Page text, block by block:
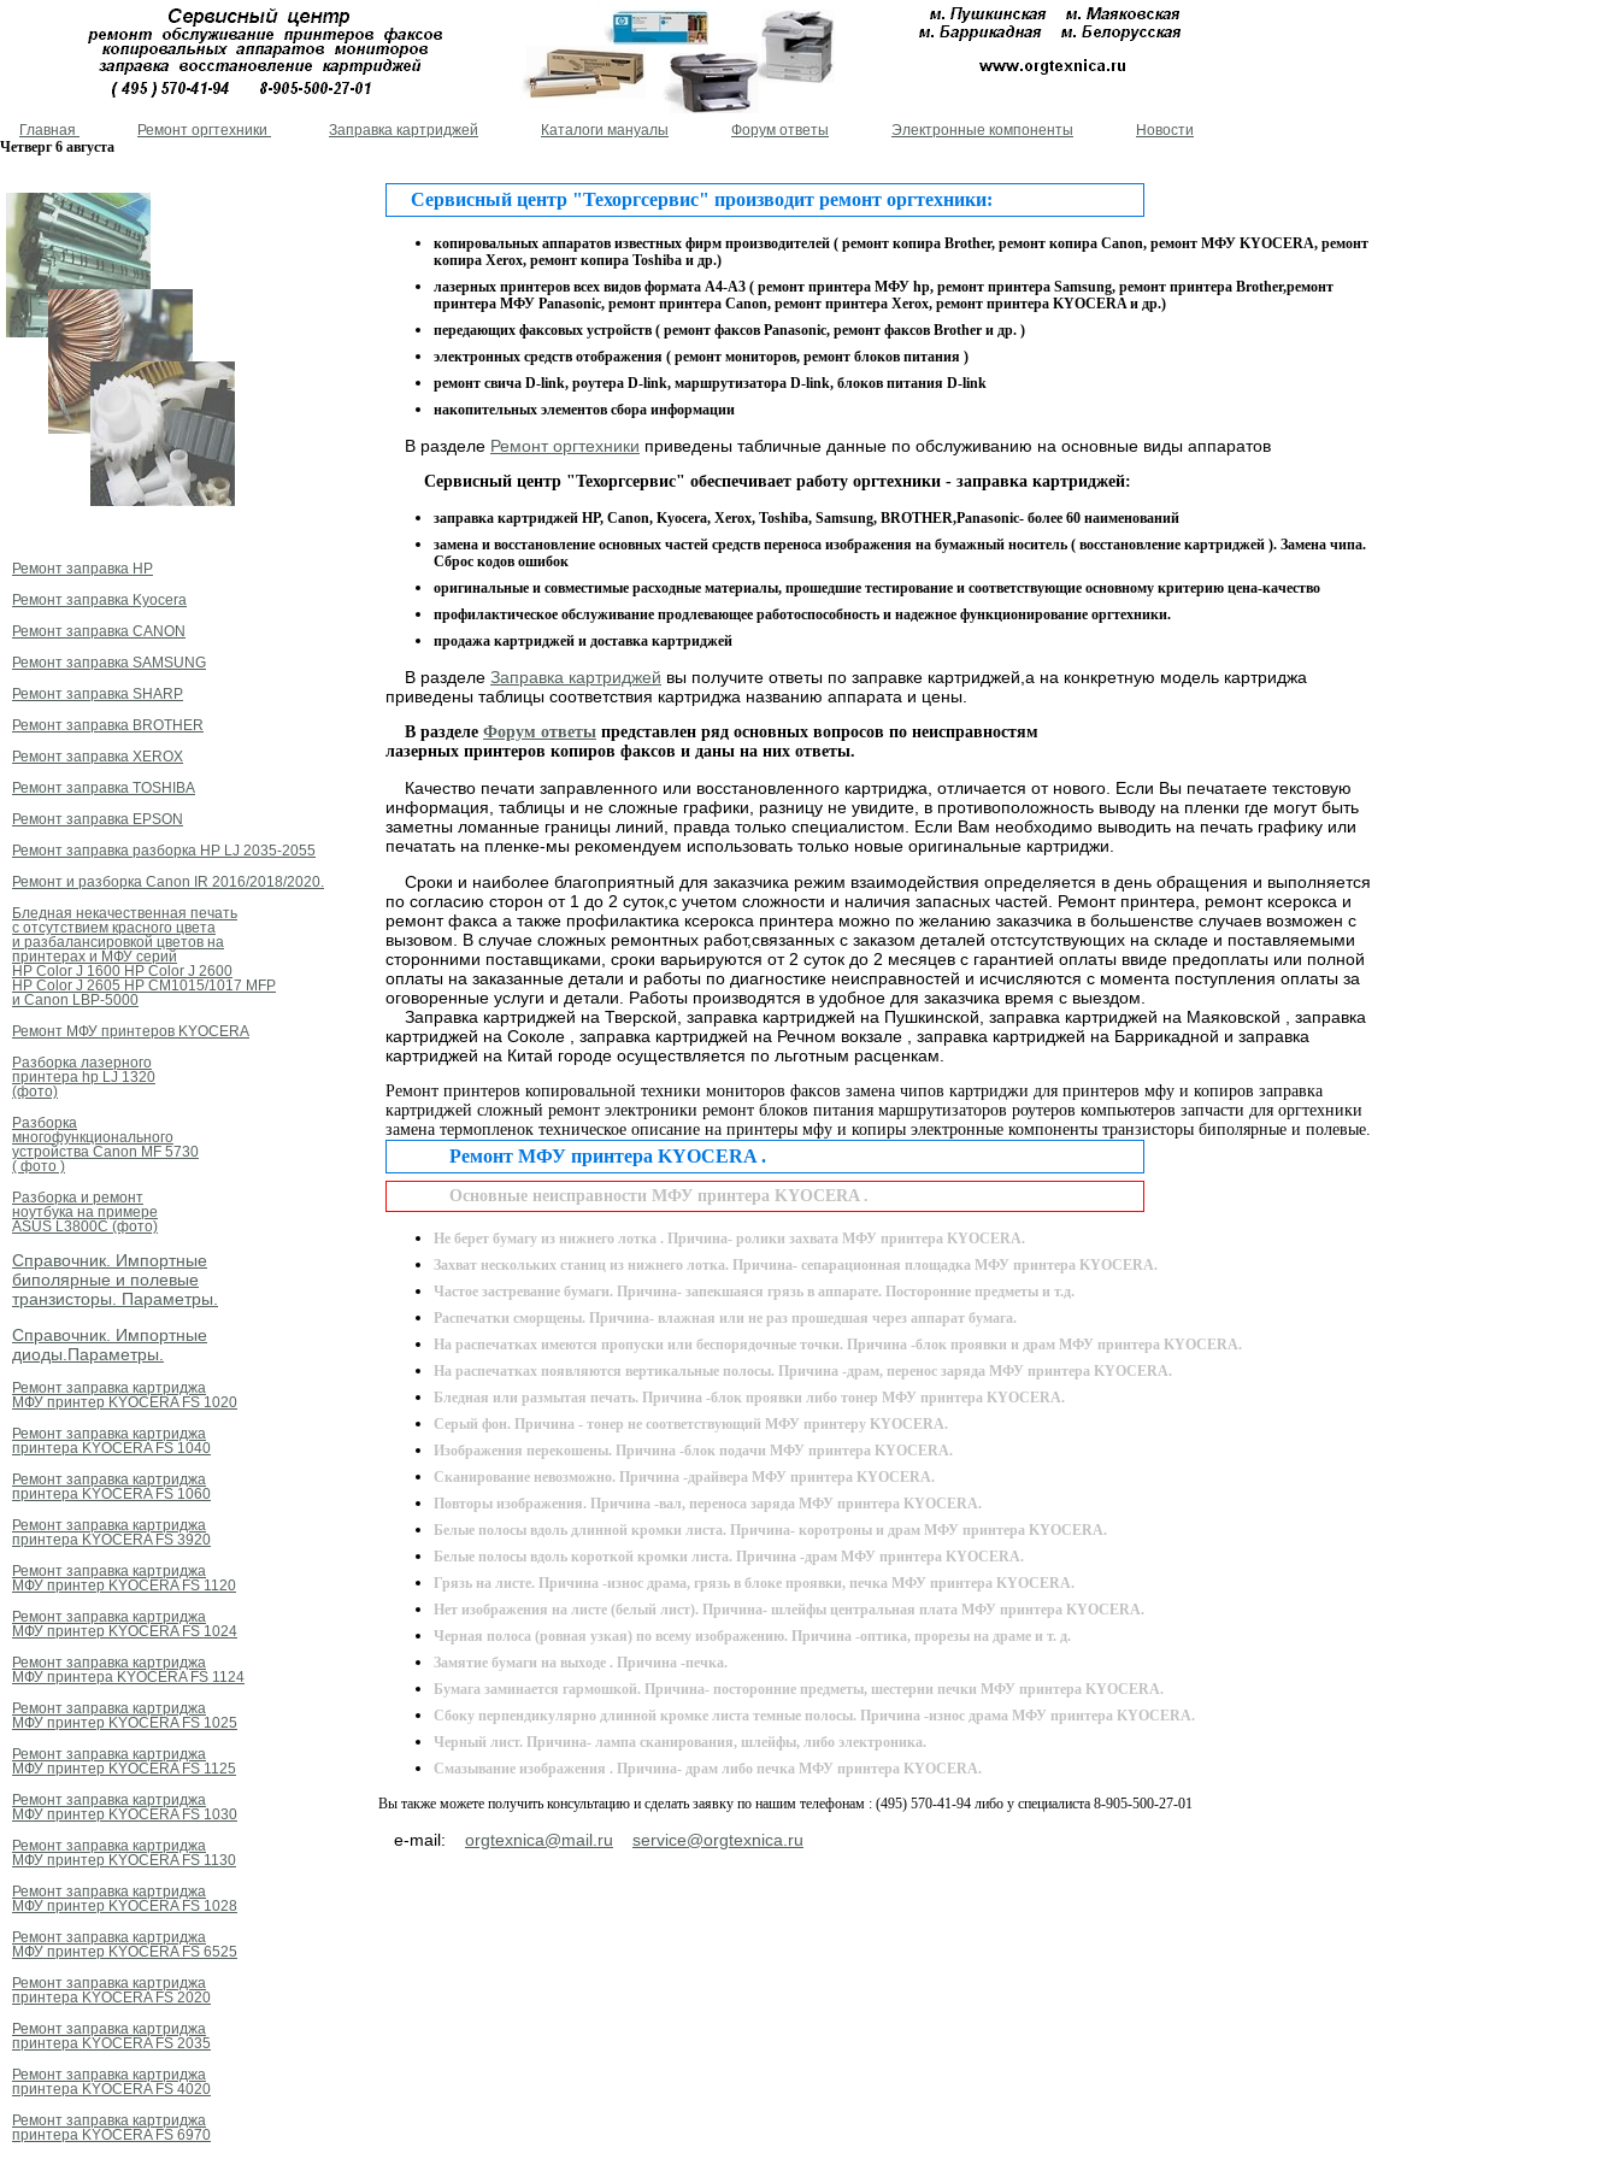
Главная Ремонт оргтехники Заправка картриджей Каталоги мануалы Форум ответы Электронные компоненты Новости
Четверг 6 августа
Ремонт заправка HP
Ремонт заправка Kyocera
Ремонт заправка CANON
Ремонт заправка SAMSUNG
Ремонт заправка SHARP
Ремонт заправка BROTHER
Ремонт заправка XEROX
Ремонт заправка TOSHIBA
Ремонт заправка EPSON
Ремонт заправка разборка HP LJ 2035-2055
Ремонт и разборка Canon IR 2016/2018/2020.
Бледная некачественная печать
с отсутствием красного цвета
и разбалансировкой цветов на
принтерах и МФУ серий
HP Color J 1600 HP Color J 2600
HP Color J 2605 HP CM1015/1017 MFP
и Canon LBP-5000
Ремонт МФУ принтеров KYOCERA
Разборка лазерного
принтера hp LJ 1320
(фото)
Разборка
многофункционального
устройства Canon MF 5730
( фото )
Разборка и ремонт
ноутбука на примере
ASUS L3800C (фото)
Справочник. Импортные
биполярные и полевые
транзисторы. Параметры.
Справочник. Импортные
диоды.Параметры.
Ремонт заправка картриджа
МФУ принтер KYOCERA FS 1020
Ремонт заправка картриджа
принтера KYOCERA FS 1040
Ремонт заправка картриджа
принтера KYOCERA FS 1060
Ремонт заправка картриджа
принтера KYOCERA FS 3920
Ремонт заправка картриджа
МФУ принтер KYOCERA FS 1120
Ремонт заправка картриджа
МФУ принтер KYOCERA FS 1024
Ремонт заправка картриджа
МФУ принтера KYOCERA FS 1124
Ремонт заправка картриджа
МФУ принтер KYOCERA FS 1025
Ремонт заправка картриджа
МФУ принтер KYOCERA FS 1125
Ремонт заправка картриджа
МФУ принтер KYOCERA FS 1030
Ремонт заправка картриджа
МФУ принтер KYOCERA FS 1130
Ремонт заправка картриджа
МФУ принтер KYOCERA FS 1028
Ремонт заправка картриджа
МФУ принтер KYOCERA FS 6525
Ремонт заправка картриджа
принтера KYOCERA FS 2020
Ремонт заправка картриджа
принтера KYOCERA FS 2035
Ремонт заправка картриджа
принтера KYOCERA FS 4020
Ремонт заправка картриджа
принтера KYOCERA FS 6970
Сервисный центр "Техоргсервис" производит ремонт оргтехники:
копировальных аппаратов известных фирм производителей ( ремонт копира Brother, ремонт копира Canon, ремонт МФУ KYOCERA, ремонт
копира Xerox, ремонт копира Toshiba и др.)
лазерных принтеров всех видов формата А4-А3 ( ремонт принтера МФУ hp, ремонт принтера Samsung, ремонт принтера Brother,ремонт
принтера МФУ Panasonic, ремонт принтера Canon, ремонт принтера Xerox, ремонт принтера KYOCERA и др.)
передающих факсовых устройств ( ремонт факсов Panasonic, ремонт факсов Brother и др. )
электронных средств отображения ( ремонт мониторов, ремонт блоков питания )
ремонт свича D-link, роутера D-link, маршрутизатора D-link, блоков питания D-link
накопительных элементов сбора информации
В разделе Ремонт оргтехники приведены табличные данные по обслуживанию на основные виды аппаратов
Сервисный центр "Техоргсервис" обеспечивает работу оргтехники - заправка картриджей:
заправка картриджей HP, Canon, Kyocera, Xerox, Toshiba, Samsung, BROTHER,Panasonic- более 60 наименований
замена и восстановление основных частей средств переноса изображения на бумажный носитель ( восстановление картриджей ). Замена чипа.
Сброс кодов ошибок
оригинальные и совместимые расходные материалы, прошедшие тестирование и соответствующие основному критерию цена-качество
профилактическое обслуживание продлевающее работоспособность и надежное функционирование оргтехники.
продажа картриджей и доставка картриджей
В разделе Заправка картриджей вы получите ответы по заправке картриджей,а на конкретную модель картриджа
приведены таблицы соответствия картриджа названию аппарата и цены.
В разделе Форум ответы представлен ряд основных вопросов по неисправностям
лазерных принтеров копиров факсов и даны на них ответы.
Качество печати заправленного или восстановленного картриджа, отличается от нового. Если Вы печатаете текстовую
информация, таблицы и не сложные графики, разницу не увидите, в противоположность выводу на пленки где могут быть
заметны ломанные границы линий, правда только специалистом. Eсли Вам необходимо выводить на печать графику или
печатать на пленке-мы рекомендуем использовать только новые оригинальные картриджи.
Сроки и наиболее благоприятный для заказчика режим взаимодействия определяется в день обращения и выполняется
по согласию сторон от 1 до 2 суток,с учетом сложности и наличия запасных частей. Ремонт принтера, ремонт ксерокса и
ремонт факса а также профилактика ксерокса принтера можно по желанию заказчика в большенстве случаев возможен с
вызовом. В случае сложных ремонтных работ,связанных с заказом деталей отстсутствующих на складе и поставляемыми
сторонними поставщиками, сроки варьируются от 2 суток до 2 месяцев с гарантией оплаты ввиде предоплаты или полной
оплаты на заказанные детали и работы по диагностике неисправностей и исчисляются с момента поступления оплаты за
оговоренные услуги и детали. Работы производятся в удобное для заказчика время с выездом.
Заправка картриджей на Тверской, заправка картриджей на Пушкинской, заправка картриджей на Маяковской , заправка
картриджей на Соколе , заправка картриджей на Речном вокзале , заправка картриджей на Баррикадной и заправка
картриджей на Китай городе осуществляется по льготным расценкам.
Ремонт принтеров копировальной техники мониторов факсов замена чипов картриджи для принтеров мфу и копиров заправка
картриджей сложный ремонт электроники ремонт блоков питания маршрутизаторов роутеров компьютеров запчасти для оргтехники
замена термопленок техническое описание на принтеры мфу и копиры электронные компоненты транзисторы биполярные и полевые.
Ремонт МФУ принтера KYOCERA .
Основные неисправности МФУ принтера KYOCERA .
Не берет бумагу из нижнего лотка . Причина- ролики захвата МФУ принтера KYOCERA.
Захват нескольких станиц из нижнего лотка. Причина- сепарационная площадка МФУ принтера KYOCERA.
Частое застревание бумаги. Причина- запекшаяся грязь в аппарате. Посторонние предметы и т.д.
Распечатки сморщены. Причина- влажная или не раз прошедшая через аппарат бумага.
На распечатках имеются пропуски или беспорядочные точки. Причина -блок проявки и драм МФУ принтера KYOCERA.
На распечатках появляются вертикальные полосы. Причина -драм, перенос заряда МФУ принтера KYOCERA.
Бледная или размытая печать. Причина -блок проявки либо тонер МФУ принтера KYOCERA.
Серый фон. Причина - тонер не соответствующий МФУ принтеру KYOCERA.
Изображения перекошены. Причина -блок подачи МФУ принтера KYOCERA.
Сканирование невозможно. Причина -драйвера МФУ принтера KYOCERA.
Повторы изображения. Причина -вал, переноса заряда МФУ принтера KYOCERA.
Белые полосы вдоль длинной кромки листа. Причина- коротроны и драм МФУ принтера KYOCERA.
Белые полосы вдоль короткой кромки листа. Причина -драм МФУ принтера KYOCERA.
Грязь на листе. Причина -износ драма, грязь в блоке проявки, печка МФУ принтера KYOCERA.
Нет изображения на листе (белый лист). Причина- шлейфы центральная плата МФУ принтера KYOCERA.
Черная полоса (ровная узкая) по всему изображению. Причина -оптика, прорезы на драме и т. д.
Замятие бумаги на выходе . Причина -печка.
Бумага заминается гармошкой. Причина- посторонние предметы, шестерни печки МФУ принтера KYOCERA.
Сбоку перпендикулярно длинной кромке листа темные полосы. Причина -износ драма МФУ принтера KYOCERA.
Черный лист. Причина- лампа сканирования, шлейфы, либо электроника.
Смазывание изображения . Причина- драм либо печка МФУ принтера KYOCERA.
Вы также можете получить консультацию и сделать заявку по нашим телефонам : (495) 570-41-94 либо у специалиста 8-905-500-27-01
e-mail: orgtexnica@mail.ru service@orgtexnica.ru